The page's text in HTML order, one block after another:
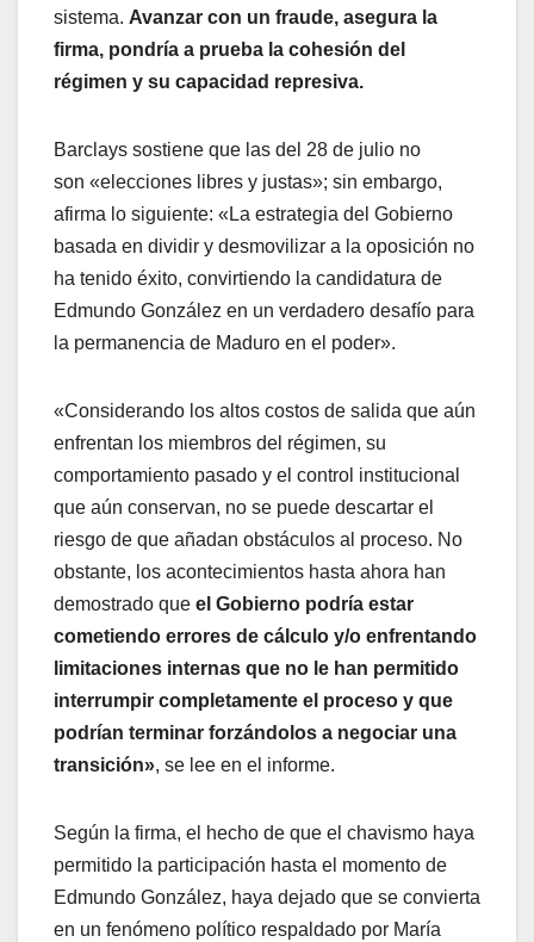
sistema. Avanzar con un fraude, asegura la
firma, pondría a prueba la cohesión del
régimen y su capacidad represiva.
Barclays sostiene que las del 28 de julio no
son «elecciones libres y justas»; sin embargo,
afirma lo siguiente: «La estrategia del Gobierno
basada en dividir y desmovilizar a la oposición no
ha tenido éxito, convirtiendo la candidatura de
Edmundo González en un verdadero desafío para
la permanencia de Maduro en el poder».
«Considerando los altos costos de salida que aún
enfrentan los miembros del régimen, su
comportamiento pasado y el control institucional
que aún conservan, no se puede descartar el
riesgo de que añadan obstáculos al proceso. No
obstante, los acontecimientos hasta ahora han
demostrado que el Gobierno podría estar
cometiendo errores de cálculo y/o enfrentando
limitaciones internas que no le han permitido
interrumpir completamente el proceso y que
podrían terminar forzándolos a negociar una
transición», se lee en el informe.
Según la firma, el hecho de que el chavismo haya
permitido la participación hasta el momento de
Edmundo González, haya dejado que se convierta
en un fenómeno político respaldado por María